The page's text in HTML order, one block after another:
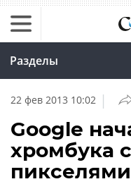
Разделы
22 фев 2013 10:02 |
Google
хромбука
пикселями